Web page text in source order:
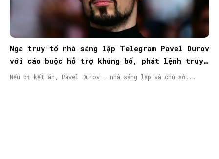
Nga truy tố nhà sáng lập Telegram Pavel Durov
với cáo buộc hỗ trợ khủng bố, phát lệnh truy
nã quốc tế
Nếu bị kết án, Pavel Durov – nhà sáng lập và chủ sở...